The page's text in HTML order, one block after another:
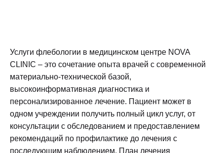
Услуги флебологии в медицинском центре NOVA
CLINIC – это сочетание опыта врачей с современной
материально-технической базой,
высокоинформативная диагностика и
персонализированное лечение. Пациент может в
одном учреждении получить полный цикл услуг, от
консультации с обследованием и предоставлением
рекомендаций по профилактике до лечения с
последующим наблюдением. План лечения